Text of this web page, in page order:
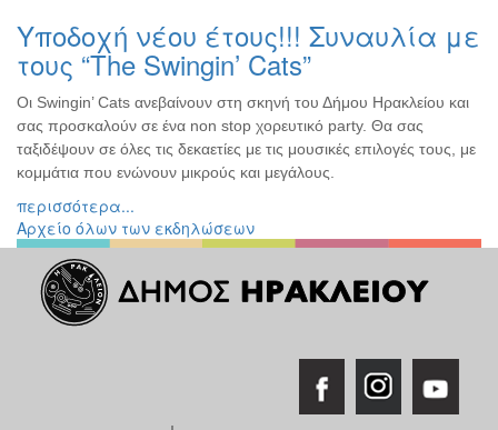
Υποδοχή νέου έτους!!! Συναυλία με
τους “The Swingin’ Cats”
Οι Swingin’ Cats ανεβαίνουν στη σκηνή του Δήμου Ηρακλείου και
σας προσκαλούν σε ένα non stop χορευτικό party. Θα σας
ταξιδέψουν σε όλες τις δεκαετίες με τις μουσικές επιλογές τους, με
κομμάτια που ενώνουν μικρούς και μεγάλους.
περισσότερα...
Αρχείο όλων των εκδηλώσεων